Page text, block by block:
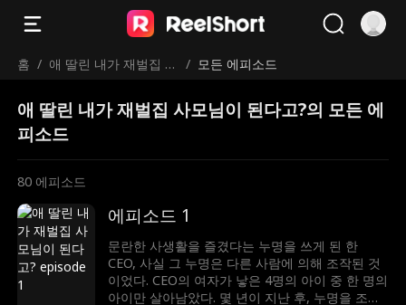
홈 / 애 딸린 내가 재벌집 사
/ 모든 에피소드
애 딸린 내가 재벌집 사모님이 된다고?의 모든 에
피소드
80 에피소드
에피소드 1
문란한 사생활을 즐겼다는 누명을 쓰게 된 한
CEO, 사실 그 누명은 다른 사람에 의해 조작된 것
이었다. CEO의 여자가 낳은 4명의 아이 중 한 명의
아이만 살아남았다. 몇 년이 지난 후, 누명을 조작